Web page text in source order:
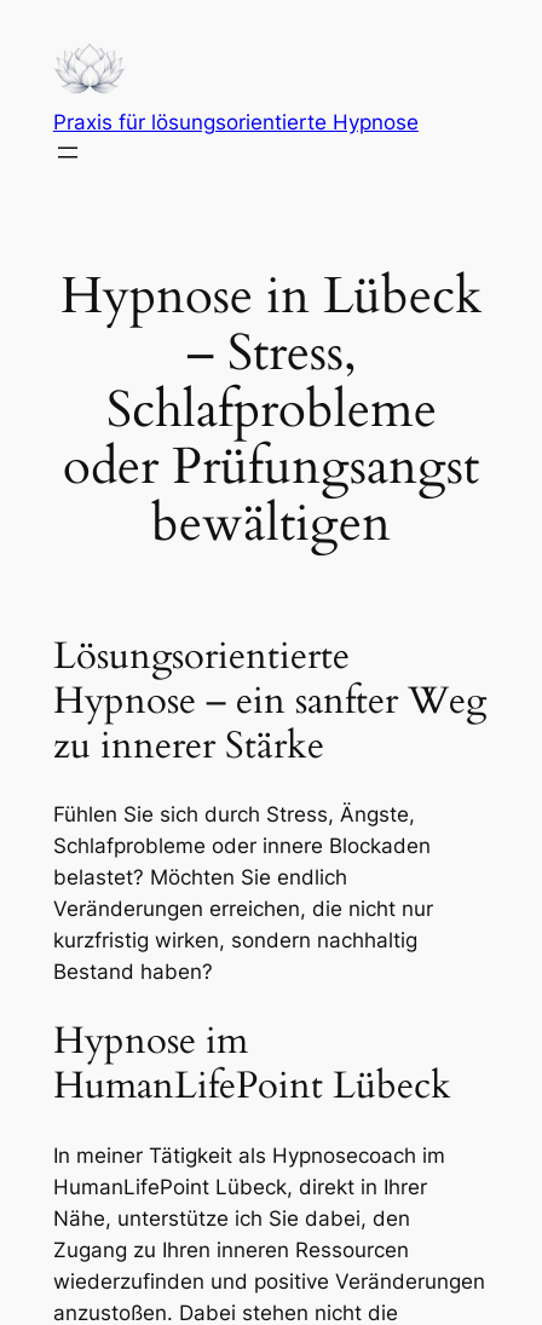
Inhalt
springen
Praxis für lösungsorientierte Hypnose
Hypnose in Lübeck
– Stress,
Schlafprobleme
oder Prüfungsangst
bewältigen
Lösungsorientierte
Hypnose – ein sanfter Weg
zu innerer Stärke
Fühlen Sie sich durch Stress, Ängste,
Schlafprobleme oder innere Blockaden
belastet? Möchten Sie endlich
Veränderungen erreichen, die nicht nur
kurzfristig wirken, sondern nachhaltig
Bestand haben?
Hypnose im
HumanLifePoint Lübeck
In meiner Tätigkeit als Hypnosecoach im
HumanLifePoint Lübeck, direkt in Ihrer
Nähe, unterstütze ich Sie dabei, den
Zugang zu Ihren inneren Ressourcen
wiederzufinden und positive Veränderungen
anzustoßen. Dabei stehen nicht die